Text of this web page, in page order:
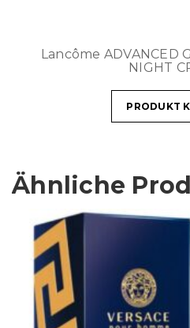
Lancôme ADVANCED
NIGHT
PRODUKT
Ähnliche